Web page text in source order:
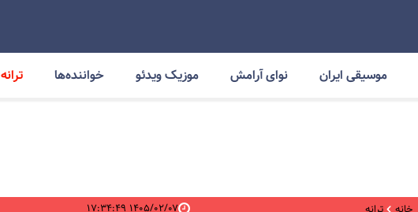
موسیقی ایران نوای آرامش موزیک ویدئو خواننده‌ها ترانه
۱۴۰۵/۰۲/۰۷ ۱۷:۳۴:۴۹